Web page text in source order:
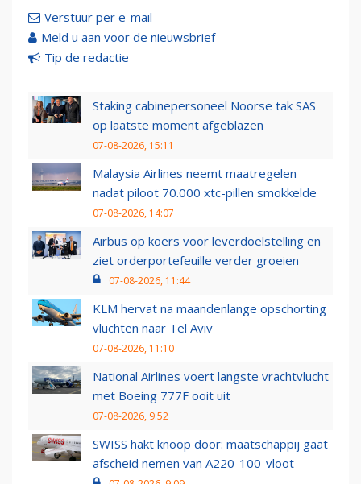
Verstuur per e-mail
Meld u aan voor de nieuwsbrief
Tip de redactie
Staking cabinepersoneel Noorse tak SAS
op laatste moment afgeblazen
07-08-2026, 15:11
Malaysia Airlines neemt maatregelen
nadat piloot 70.000 xtc-pillen smokkelde
07-08-2026, 14:07
Airbus op koers voor leverdoelstelling en
ziet orderportefeuille verder groeien
07-08-2026, 11:44
KLM hervat na maandenlange opschorting
vluchten naar Tel Aviv
07-08-2026, 11:10
National Airlines voert langste vrachtvlucht
met Boeing 777F ooit uit
07-08-2026, 9:52
SWISS hakt knoop door: maatschappij gaat
afscheid nemen van A220-100-vloot